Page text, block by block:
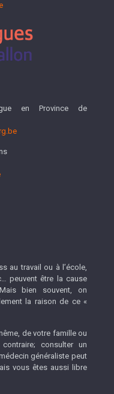
en Province de
au travail ou à l’école,
peuvent être la cause
bien souvent, on
la raison de ce «
de votre famille ou
consulter un
généraliste peut
vous êtes aussi libre